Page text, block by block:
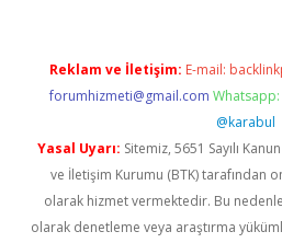
Reklam ve İletişim: E-mail:
forumhizmeti@gmail.com
@karabul
Yasal Uyarı: Sitemiz, 5651 Sayılı
ve İletişim Kurumu (BTK) tarafından
olarak hizmet vermektedir. Bu
olarak denetleme veya araştırma